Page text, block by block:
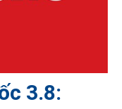
3.8: